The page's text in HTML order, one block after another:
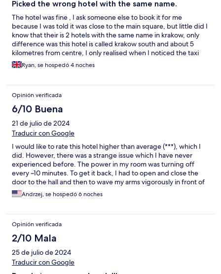
Picked the wrong hotel with the same name.
The hotel was fine , I ask someone else to book it for me
because I was told it was close to the main square, but little did I
know that their is 2 hotels with the same name in krakow, only
difference was this hotel is called krakow south and about 5
kilometres from centre, I only realised when I noticed the taxi
taking so long to get to it, when I got to the hotel and told them
that a mistake had been made they rightly told me it was my
my room had a cup of coffee went back down and checked out
got a taxi to another hotel that was half the price and 5 minutes
walk away from centre, I took the hit , it was a expensive cup of
coffee, but had a great time in krakow, lovely hotel but it was a
far out as a lighthouse,
Ryan, se hospedó 4 noches
Opinión verificada
6/10 Buena
21 de julio de 2024
Traducir con Google
I would like to rate this hotel higher than average (***), which I
did. However, there was a strange issue which I have never
experienced before. The power in my room was turning off
every ~10 minutes. To get it back, I had to open and close the
door to the hall and then to wave my arms vigorously in front of
the motion sensor. As you may imagine, it was difficult to watch
TV under such conditions, and my laptop and cell phone were
during my 5 days stay.
Andrzej, se hospedó 6 noches
Opinión verificada
2/10 Mala
25 de julio de 2024
Traducir con Google